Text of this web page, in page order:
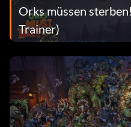
Orks müssen
Trainer)